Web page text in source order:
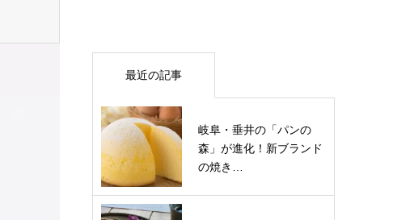
最近の記事
岐阜・垂井の「パンの
森」が進化！新ブランド
の焼き…